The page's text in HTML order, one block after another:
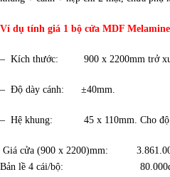
Ví dụ tính giá 1 bộ cửa MDF
– Kích thước: 900 x 2200mm trở
– Độ dày cánh: ±40mm.
– Hệ khung: 45 x 110mm. Cho độ
Giá cửa (900 x 2200)mm:
Bản lề 4 cái/bộ: 80.000đ/